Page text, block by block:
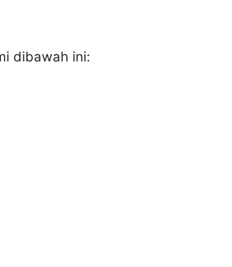
dibawah ini: